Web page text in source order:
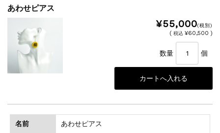
あわせピアス
¥55,000(税別)
(税込 ¥60,500 )
数量 個
名前 あわせピアス